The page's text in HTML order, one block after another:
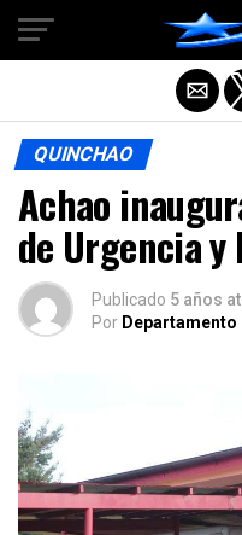
QUINCHAO
Achao
de Urgencia
Publicado 5 años
Por Departamento
Salir de